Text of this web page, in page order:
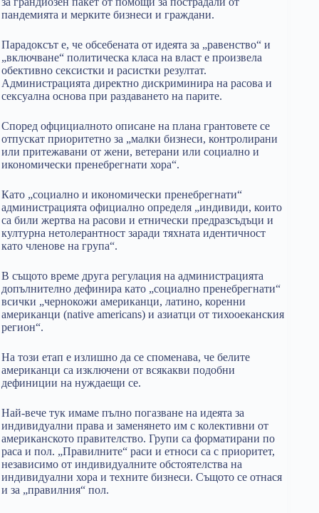
пандемията и мерките бизнеси и граждани.
Парадоксът е, че обсебената от идеята за „равенство“ и
„включване“ политическа класа на власт е произвела
обективно сексистки и расистки резултат.
Администрацията директно дискриминира на расова и
сексуална основа при раздаването на парите.
Според офцициалното описане на плана грантовете се
отпускат приоритетно за „малки бизнеси, контролирани
или притежавани от жени, ветерани или социално и
икономически пренебрегнати хора“.
Като „социално и икономически пренебрегнати“
администрацията официално определя „индивиди, които
са били жертва на расови и етнически предразсъдъци и
културна нетолерантност заради тяхната идентичност
като членове на група“.
В същото време друга регулация на администрацията
допълнително дефинира като „социално пренебрегнати“
всички „чернокожи американци, латино, коренни
американци (native americans) и азиатци от тихооеканския
регион“.
На този етап е излишно да се споменава, че белите
американци са изключени от всякакви подобни
дефиниции на нуждаещи се.
Най-вече тук имаме пълно погазване на идеята за
индивидуални права и заменянето им с колективни от
американското правителство. Групи са форматирани по
раса и пол. „Правилните“ раси и етноси са с приоритет,
независимо от индивидуалните обстоятелства на
индивидуални хора и техните бизнеси. Същото се отнася
и за „правилния“ пол.